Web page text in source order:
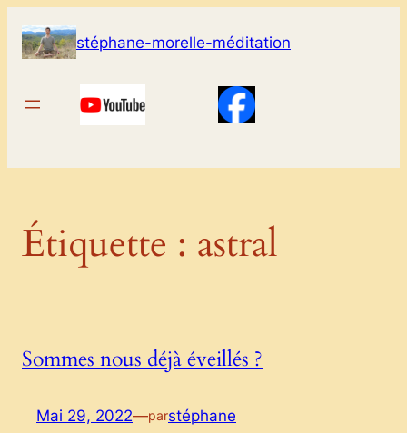
au
stéphane-morelle-méditation
Étiquette : astral
Sommes nous déjà éveillés ?
Mai 29, 2022—parstéphane